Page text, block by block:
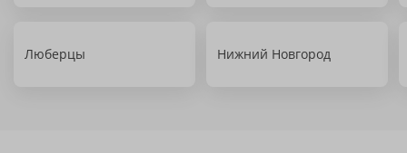
Люберцы Нижний Новгород